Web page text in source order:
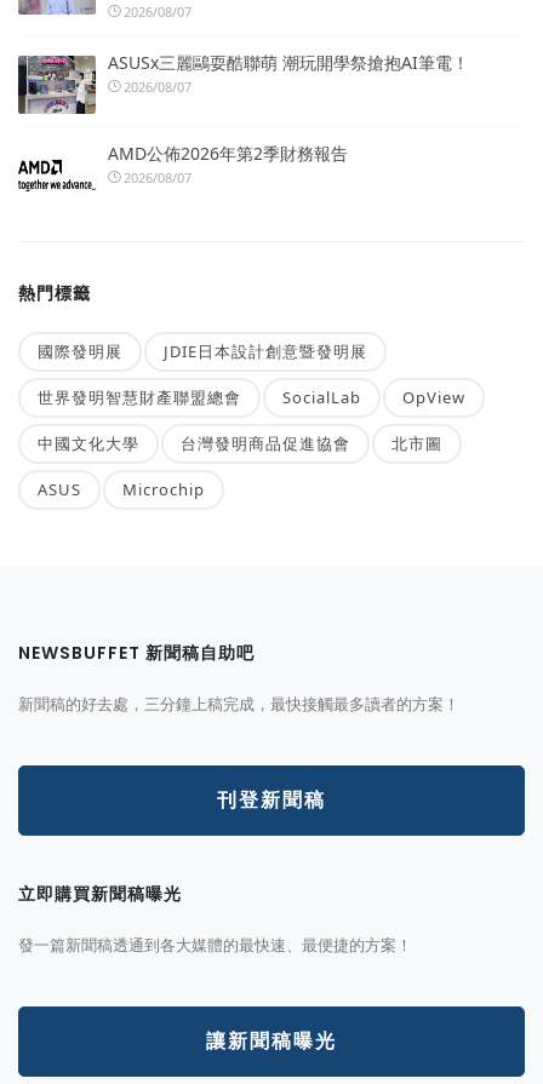
2026/08/07
ASUSx三麗鷗耍酷聯萌 潮玩開學祭搶抱AI筆電！
2026/08/07
AMD公佈2026年第2季財務報告
2026/08/07
熱門標籤
國際發明展 JDIE日本設計創意暨發明展
世界發明智慧財產聯盟總會 SocialLab OpView
中國文化大學 台灣發明商品促進協會 北市圖
ASUS Microchip
NEWSBUFFET 新聞稿自助吧
新聞稿的好去處，三分鐘上稿完成，最快接觸最多讀者的方案！
刊登新聞稿
立即購買新聞稿曝光
發一篇新聞稿透通到各大媒體的最快速、最便捷的方案！
讓新聞稿曝光